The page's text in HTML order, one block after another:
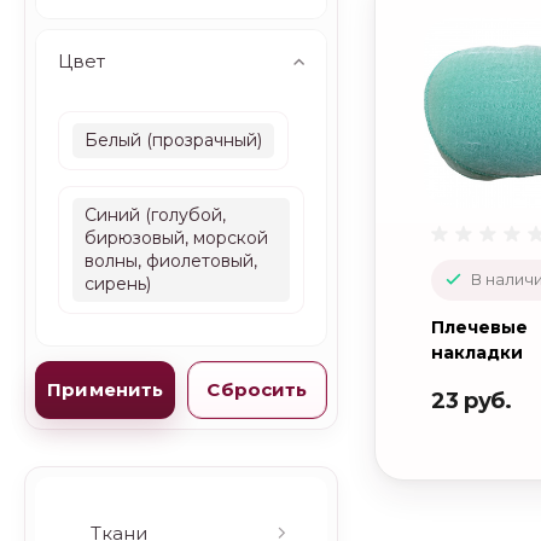
Цвет
Белый (прозрачный)
Синий (голубой,
бирюзовый, морской
волны, фиолетовый,
сирень)
Ткани
В
Плечeвые
накладки
РЦ13
23 руб.